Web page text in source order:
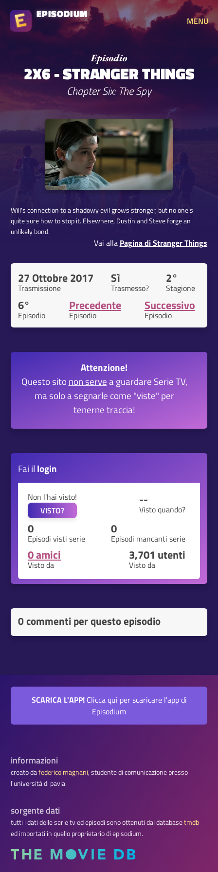
EPISODIUM
MENU
2X6 - STRANGER THINGS
Chapter Six: The Spy
Will's connection to a shadowy evil grows stronger, but no one's
quite sure how to stop it. Elsewhere, Dustin and Steve forge an
unlikely bond.
Vai alla Pagina di Stranger Things
27 Ottobre 2017
Trasmissione
Sì
Trasmesso?
2°
Stagione
6°
Episodio
Precedente
Episodio
Successivo
Episodio
Attenzione!
Questo sito non servea guardare Serie TV,
ma solo a segnarle come "viste" per
tenerne traccia!
Fai il login
Non l'hai visto!
VISTO?
--
Visto quando?
0
Episodi visti serie
0
Episodi mancanti serie
0 amici
Visto da
3,701 utenti
Visto da
0 commenti per questo episodio
SCARICA L'APP!Clicca qui per scaricare l'app di
Episodium
informazioni
creato dafederico magnani, studente di comunicazione presso
l'università di pavia.
sorgente dati
tutti i dati delle serie tv ed episodi sono ottenuti dal databasetmdb
ed importati in quello proprietario di episodium.